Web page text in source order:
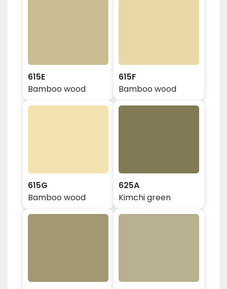
615E
Bamboo wood
615F
Bamboo wood
615G
Bamboo wood
625A
Kimchi green